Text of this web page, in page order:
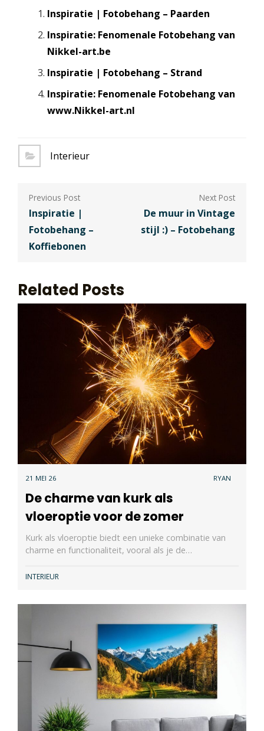
Inspiratie | Fotobehang – Paarden
Inspiratie: Fenomenale Fotobehang van
Nikkel-art.be
Inspiratie | Fotobehang – Strand
Inspiratie: Fenomenale Fotobehang van
www.Nikkel-art.nl
Interieur
Berichtnavigatie
Inspiratie |
Fotobehang –
Koffiebonen
De muur in Vintage
stijl :) – Fotobehang
Related Posts
21 MEI 26 RYAN
De charme van kurk als
vloeroptie voor de zomer
Kurk als vloeroptie biedt een unieke combinatie van
charme en functionaliteit, vooral als je de…
INTERIEUR